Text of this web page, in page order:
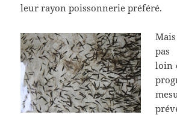
leur rayon poissonnerie préféré.
pas
loin